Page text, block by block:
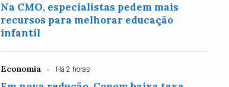
Na CMO, especialistas pedem mais
recursos para melhorar educação
infantil
Economia Há 2 horas